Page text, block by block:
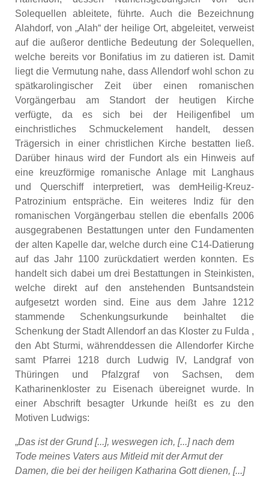
Solequellen ableitete, führte. Auch die Bezeichnung
Alahdorf, von „Alah“ der heilige Ort, abgeleitet, verweist
auf die außeror dentliche Bedeutung der Solequellen,
welche bereits vor Bonifatius im zu datieren ist. Damit
liegt die Vermutung nahe, dass Allendorf wohl schon zu
spätkarolingischer Zeit über einen romanischen
Vorgängerbau am Standort der heutigen Kirche
verfügte, da es sich bei der Heiligenfibel um
einchristliches Schmuckelement handelt, dessen
Trägersich in einer christlichen Kirche bestatten ließ.
Darüber hinaus wird der Fundort als ein Hinweis auf
eine kreuzförmige romanische Anlage mit Langhaus
und Querschiff interpretiert, was demHeilig-Kreuz-
Patrozinium entspräche. Ein weiteres Indiz für den
romanischen Vorgängerbau stellen die ebenfalls 2006
ausgegrabenen Bestattungen unter den Fundamenten
der alten Kapelle dar, welche durch eine C14-Datierung
auf das Jahr 1100 zurückdatiert werden konnten. Es
handelt sich dabei um drei Bestattungen in Steinkisten,
welche direkt auf den anstehenden Buntsandstein
aufgesetzt worden sind. Eine aus dem Jahre 1212
stammende Schenkungsurkunde beinhaltet die
Schenkung der Stadt Allendorf an das Kloster zu Fulda ,
den Abt Sturmi, währenddessen die Allendorfer Kirche
samt Pfarrei 1218 durch Ludwig IV, Landgraf von
Thüringen und Pfalzgraf von Sachsen, dem
Katharinenkloster zu Eisenach übereignet wurde. In
einer Abschrift besagter Urkunde heißt es zu den
Motiven Ludwigs:
„Das ist der Grund [...], weswegen ich, [...] nach dem
Tode meines Vaters aus Mitleid mit der Armut der
Damen, die bei der heiligen Katharina Gott dienen, [...]